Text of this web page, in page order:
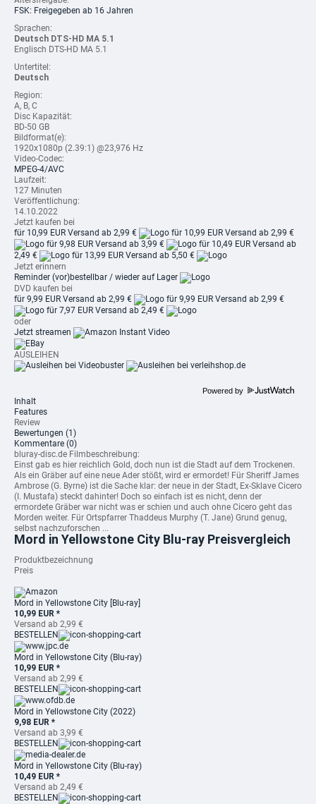
FSK: Freigegeben ab 16 Jahren
Sprachen:
Deutsch DTS-HD MA 5.1
Englisch DTS-HD MA 5.1
Untertitel:
Deutsch
Region:
A, B, C
Disc Kapazität:
BD-50 GB
Bildformat(e):
1920x1080p (2.39:1) @23,976 Hz
Video-Codec:
MPEG-4/AVC
Laufzeit:
127 Minuten
Veröffentlichung:
14.10.2022
Jetzt kaufen bei
für 10,99 EUR Versand ab 2,99 € für 10,99 EUR Versand ab 2,99 €
für 9,98 EUR Versand ab 3,99 € für 10,49 EUR Versand ab
2,49 €
für 13,99 EUR Versand ab 5,50 €
Jetzt erinnern
Reminder (vor)bestellbar / wieder auf Lager
DVD kaufen bei
für 9,99 EUR Versand ab 2,99 € für 9,99 EUR Versand ab 2,99 €
für 7,97 EUR Versand ab 2,49 €
oder
Jetzt streamen
AUSLEIHEN
Powered by
Inhalt
Features
Review
Bewertungen (1)
Kommentare (0)
bluray-disc.de Filmbeschreibung:
Einst gab es hier reichlich Gold, doch nun ist die Stadt auf dem Trockenen.
Als ein Gräber auf eine neue Ader stößt, wird er ermordet! Für Sheriff James
Ambrose (G. Byrne) ist die Sache klar: der neue in der Stadt, Ex-Sklave Cicero
(I. Mustafa) steckt dahinter! Doch so einfach ist es nicht, denn der
ermordete Gräber war nicht was er schien und auch ohne Cicero geht das
Morden weiter. Für Ortspfarrer Thaddeus Murphy (T. Jane) Grund genug,
selbst nachzuforschen ...
Mord in Yellowstone City Blu-ray Preisvergleich
Produktbezeichnung
Preis
Mord in Yellowstone City [Blu-ray]
10,99 EUR *
Versand ab 2,99 €
BESTELLEN
Mord in Yellowstone City (Blu-ray)
10,99 EUR *
Versand ab 2,99 €
BESTELLEN
Mord in Yellowstone City (2022)
9,98 EUR *
Versand ab 3,99 €
BESTELLEN
Mord in Yellowstone City (Blu-ray)
10,49 EUR *
Versand ab 2,49 €
BESTELLEN